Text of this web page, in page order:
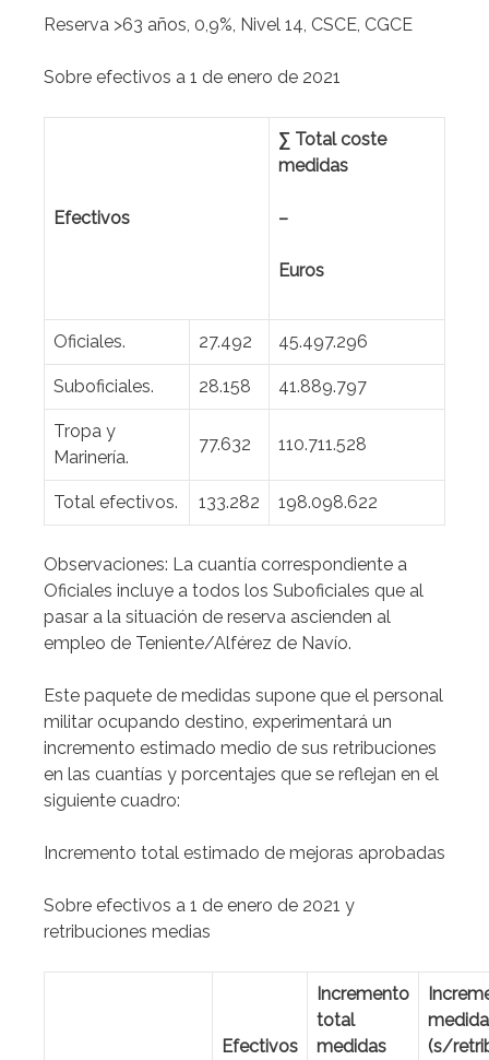
Reserva >63 años, 0,9%, Nivel 14, CSCE, CGCE
Sobre efectivos a 1 de enero de 2021
Efectivos
∑ Total coste
medidas
–
Euros
Oficiales. 27.492 45.497.296
Suboficiales. 28.158 41.889.797
Tropa y
Marinería.
77.632 110.711.528
Total efectivos. 133.282 198.098.622
Observaciones: La cuantía correspondiente a
Oficiales incluye a todos los Suboficiales que al
pasar a la situación de reserva ascienden al
empleo de Teniente/Alférez de Navío.
Este paquete de medidas supone que el personal
militar ocupando destino, experimentará un
incremento estimado medio de sus retribuciones
en las cuantías y porcentajes que se reflejan en el
siguiente cuadro:
Incremento total estimado de mejoras aprobadas
Sobre efectivos a 1 de enero de 2021 y
retribuciones medias
Efectivos
Incremento
total
medidas
(s/